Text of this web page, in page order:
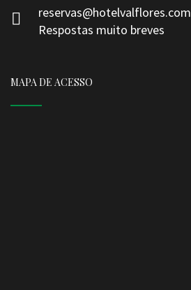
reservas@hotelvalflores.com
Respostas muito breves
MAPA DE ACESSO